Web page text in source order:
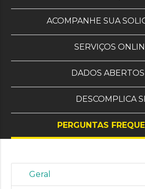
ACOMPANHE SUA
SERVIÇOS
DADOS ABERTOS
(SITE
DESCOMPLICA
PERGUNTAS
Geral